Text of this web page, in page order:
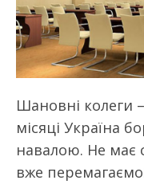
Шановні колеги
місяці Україна
навалою. Не має
вже